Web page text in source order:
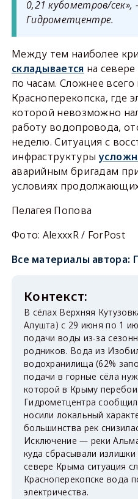
0,21 кубометров/сек»,
Гидрометцентре.
Между тем наиболее
складывается на
по часам. Сложнее
Красноперекопска, где
которой невозможно
работу водопровода,
неделю. Ситуация с
инфраструктуры
аварийным бригадам
условиях
Пелагея Попова
Фото: AlexxxR / ForPost
Все материалы автора:
В сёлах Верхняя
Алушта) с 29 июня по 1
подачи воды из-за
родников. Вода из
водохранилища (62%
подачи в горные сёла
которой в Крыму
Гидрометцентра
носили локальный
большинства рек
Исключение — реки
куда сбрасывали
севере Крыма ситуация
Красноперекопске вода
электричества.